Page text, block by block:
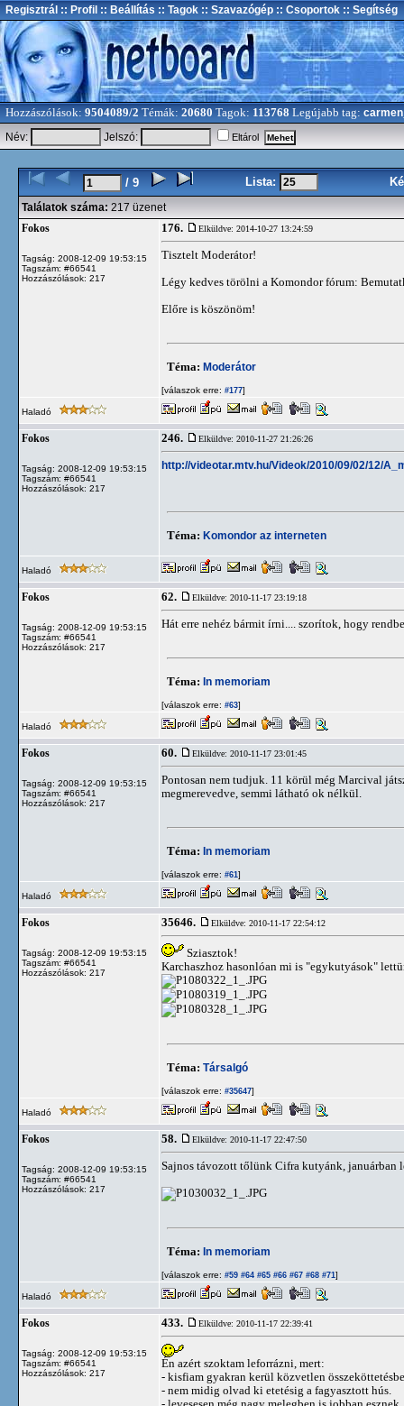
Regisztrál :: Profil :: Beállítás :: Tagok :: Szavazógép :: Csoportok :: Segítség
Hozzászólások: 9504089/2 Témák: 20680 Tagok: 113768 Legújabb tag:
Név:
Jelszó: Eltárol
/ 9 Lista:
Találatok száma: 217 üzenet
Fokos
Tagság: 2008-12-09 19:53:15
Tagszám: #66541
Hozzászólások: 217
176. Elküldve: 2014-10-27 13:24:59
Tisztelt Moderátor!
Légy kedves törölni a Komondor fórum:
Előre is köszönöm!
Téma: Moderátor
[válaszok erre: #177]
Haladó
Fokos
Tagság: 2008-12-09 19:53:15
Tagszám: #66541
Hozzászólások: 217
246. Elküldve: 2010-11-27 21:26:26
http://videotar.mtv.hu/Videok/2010/09/02/12/
Téma: Komondor az interneten
Haladó
Fokos
Tagság: 2008-12-09 19:53:15
Tagszám: #66541
Hozzászólások: 217
62. Elküldve: 2010-11-17 23:19:18
Hát erre nehéz bármit írni.... szorítok, hogy
Téma: In memoriam
[válaszok erre: #63]
Haladó
Fokos
Tagság: 2008-12-09 19:53:15
Tagszám: #66541
Hozzászólások: 217
60. Elküldve: 2010-11-17 23:01:45
Pontosan nem tudjuk. 11 körül még Marcival
megmerevedve, semmi látható ok nélkül.
Téma: In memoriam
[válaszok erre: #61]
Haladó
Fokos
Tagság: 2008-12-09 19:53:15
Tagszám: #66541
Hozzászólások: 217
35646. Elküldve: 2010-11-17 22:54:12
Sziasztok!
Karchaszhoz hasonlóan mi is "egykutyások"
Téma: Társalgó
[válaszok erre: #35647]
Haladó
Fokos
Tagság: 2008-12-09 19:53:15
Tagszám: #66541
Hozzászólások: 217
58. Elküldve: 2010-11-17 22:47:50
Sajnos távozott tőlünk Cifra kutyánk, januárban
Téma: In memoriam
[válaszok erre: #59 #64 #65 #66 #67 #68 #71]
Haladó
Fokos
Tagság: 2008-12-09 19:53:15
Tagszám: #66541
Hozzászólások: 217
433. Elküldve: 2010-11-17 22:39:41
Én azért szoktam leforrázni, mert:
- kisfiam gyakran kerül közvetlen
- nem midig olvad ki etetésig a fagyasztott hús.